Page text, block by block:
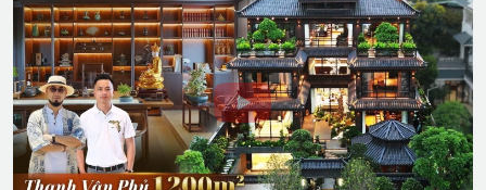
Nội thất Việt Á Đông